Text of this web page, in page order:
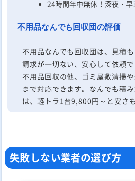
24時間年中無休！深夜・
不用品なんでも回収団の評価
不用品なんでも回収団は、見積
請求が一切ない、安心して依頼で
不用品回収の他、ゴミ屋敷清掃
まで対応できます。なんでも積
は、軽トラ1台9,800円～と安さも
失敗しない業者の選び方